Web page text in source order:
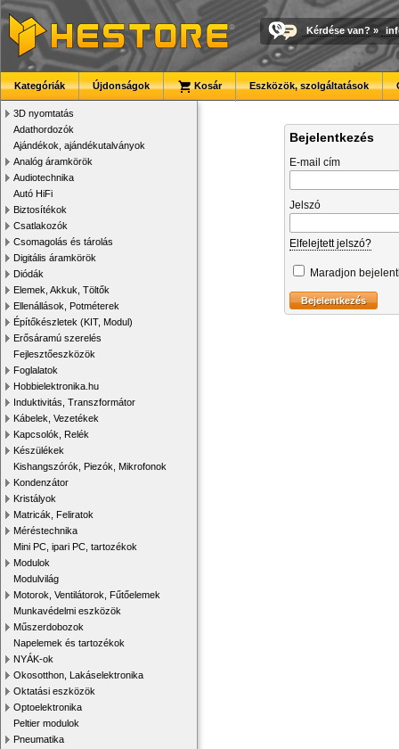
Kérdése van? »
Kategóriák Újdonságok Kosár Eszközök, szolgáltatások
3D nyomtatás
Adathordozók
Ajándékok, ajándékutalványok
Analóg áramkörök
Audiotechnika
Autó HiFi
Biztosítékok
Csatlakozók
Csomagolás és tárolás
Digitális áramkörök
Diódák
Elemek, Akkuk, Töltők
Ellenállások, Potméterek
Építőkészletek (KIT, Modul)
Erősáramú szerelés
Fejlesztőeszközök
Foglalatok
Hobbielektronika.hu
Induktivitás, Transzformátor
Kábelek, Vezetékek
Kapcsolók, Relék
Készülékek
Kishangszórók, Piezók, Mikrofonok
Kondenzátor
Kristályok
Matricák, Feliratok
Méréstechnika
Mini PC, ipari PC, tartozékok
Modulok
Modulvilág
Motorok, Ventilátorok, Fűtőelemek
Munkavédelmi eszközök
Műszerdobozok
Napelemek és tartozékok
NYÁK-ok
Okosotthon, Lakáselektronika
Oktatási eszközök
Optoelektronika
Peltier modulok
Pneumatika
Bejelentkezés
E-mail cím
Jelszó
Elfelejtett jelszó?
Maradjon